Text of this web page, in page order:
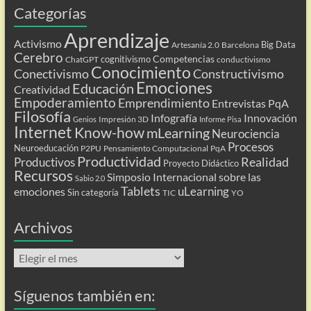
Categorías
Activismo Aprendizaje Artesanía 2.0 Barcelona Big Data
Cerebro ChatGPT cognitivismo Competencias conductivismo
ConectivismoConocimientoConstructivismo
Creatividad Educación Emociones
Empoderamiento Emprendimiento Entrevistas PqA
Filosofía Genios Impresión 3D Infografía Informe Pisa Innovación
Internet Know-howmLearning Neurociencia
Neuroeducación P2PU Pensamiento Computacional PqA Procesos
Productivos Productividad Proyecto Didáctico Realidad
Recursos Sabio 2.0 Simposio Internacional sobre las
emociones Sin categoría Tablets TIC uLearning YO
Archivos
Archivos
Síguenos también en: